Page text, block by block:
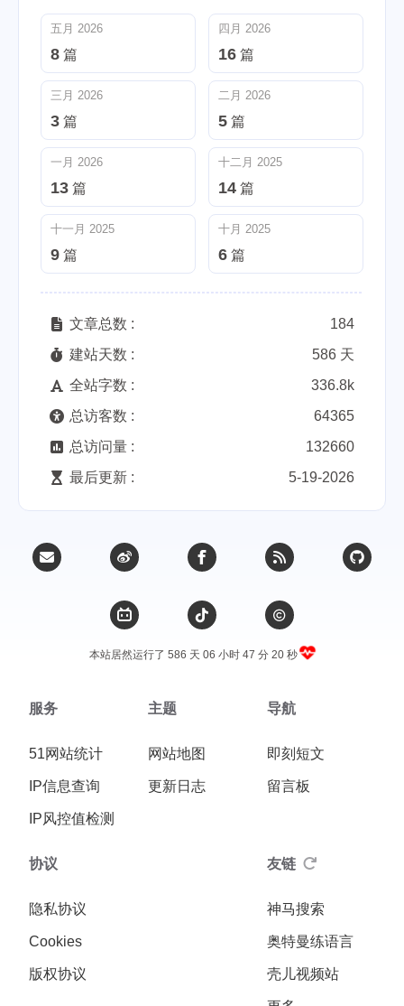
五月 2026
8 篇
四月 2026
16 篇
三月 2026
3 篇
二月 2026
5 篇
一月 2026
13 篇
十二月 2025
14 篇
十一月 2025
9 篇
十月 2025
6 篇
文章总数 :
184
建站天数 :
586 天
全站字数 :
336.8k
总访客数 :
64365
总访问量 :
132660
最后更新 :
5-19-2026
本站居然运行了 586 天 06 小时 47 分 21 秒
服务
51网站统计
IP信息查询
IP风控值检测
主题
网站地图
更新日志
导航
即刻短文
留言板
协议
隐私协议
Cookies
版权协议
友链
神马搜索
奥特曼练语言
壳儿视频站